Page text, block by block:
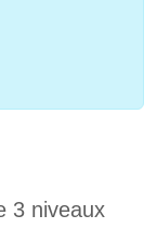
3 niveaux